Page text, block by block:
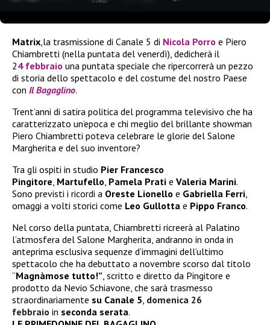
Matrix ,la trasmissione di Canale 5 di Nicola Porro e Piero
Chiambretti (nella puntata del venerdì), dedicherà il
24febbraio una puntata speciale che ripercorrerà un pezzo
di storia dello spettacolo e del costume del nostro Paese
con Il Bagaglino.
Trent’anni di satira politica del programma televisivo che ha
caratterizzato un’epoca e chi meglio del brillante showman
Piero Chiambretti poteva celebrare le glorie del Salone
Margherita e del suo inventore?
Tra gli ospiti in studio Pier Francesco
Pingitore Martufello Pamela Prati e Valeria Marini.
Sono previsti i ricordi a Oreste Lionello e Gabriella Ferri
omaggi a volti storici come Leo Gullotta e Pippo Franco.
Nel corso della puntata, Chiambretti ricreerà al Palatino
l’atmosfera del Salone Margherita, andranno in onda in
anteprima esclusiva sequenze d’immagini dell’ultimo
spettacolo che ha debuttato a novembre scorso dal titolo
“Magnàmose tutto!” , scritto e diretto da Pingitore e
prodotto da Nevio Schiavone, che sarà trasmesso
straordinariamente su Canale 5 domenica 26
febbraio in seconda serata.